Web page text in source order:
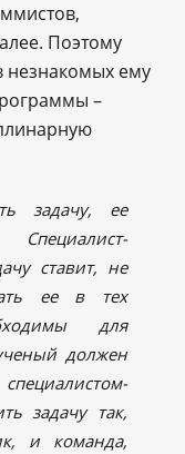
Поэтому
незнакомых ему
–
задачу, ее
ставит, не
ее в тех
для
должен
задачу так,
и команда,